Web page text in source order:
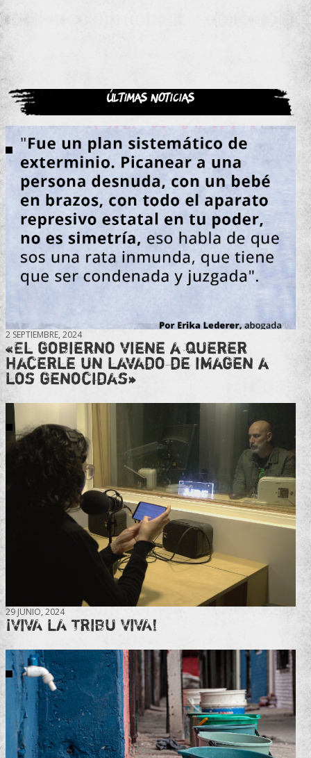
Últimas noticias
2 SEPTIEMBRE, 2024
«El gobierno viene a querer
hacerle un lavado de imagen a
los genocidas»
29 JUNIO, 2024
¡VIVA LA TRIBU VIVA!